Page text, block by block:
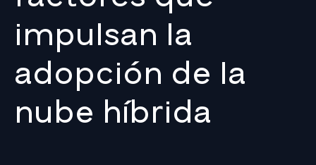
impulsan la
adopción de la
nube híbrida